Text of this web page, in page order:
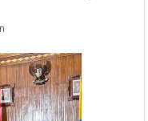
Provinsi
Cek
Kesiapan
GOL
Lila